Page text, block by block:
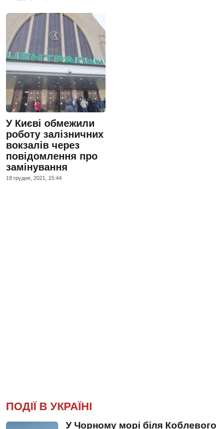
У Києві обмежили
роботу залізничних
вокзалів через
повідомлення про
замінування
19 грудня, 2021, 15:44
ПОДІЇ В УКРАЇНІ
У Чорному морі біля Коблевого